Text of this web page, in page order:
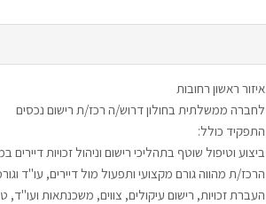
איזור ראשון רחובות
לחברה ממשלתית בחולון דרוש/ה רכז/ת רישום נכסים
התפקיד כולל:
ביצוע וטיפול שוטף בתהליכי רישום וניהול זכויות
הרכז/ת מהווה גורם מקצועי ותפעול מול דיירים, עו"ד
העברת זכויות, רישום עיקולים, צווים, משכנתאות ועו"ד,